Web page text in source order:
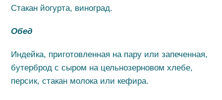
Стакан йогурта, виноград.
Обед
Индейка, приготовленная на пару или запеченная,
бутерброд с сыром на цельнозерновом хлебе,
персик, стакан молока или кефира.